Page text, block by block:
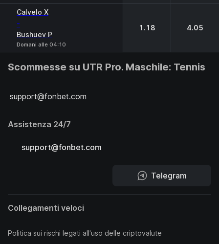
Calvelo X
-
Bushuev P
Domani alle 04:10
1.18 4.05
Scommesse su UTR Pro. Maschile: Tennis
support@fonbet.com
Assistenza 24/7
support@fonbet.com
Telegram
Collegamenti veloci
Politica sui rischi legati all'uso delle criptovalute